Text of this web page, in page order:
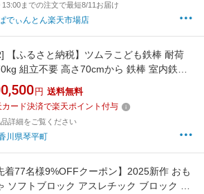
13:00までの注文で最短8/11お届け
でぃんとん楽天市場店
【ふるさと納税】ツムラこども鉄棒 耐荷
組立不要 高さ70cmから 鉄棒 室内鉄棒
がり克服 逆上がり練習 子供用 スポーツ
1194
円 送料無料
カード決済で楽天ポイント付与
詳細をご覧ください
川県琴平町
着77名様9%OFFクーポン】2025新作 おも
ソフトブロック アスレチック ブロック ク